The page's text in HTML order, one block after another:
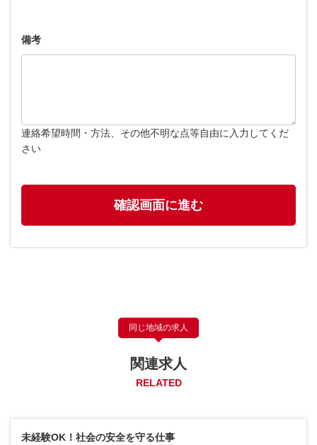
備考
連絡希望時間・方法、その他不明な点等自由に入力してくだ
さい
同じ地域の求人
関連求人
RELATED
未経験OK！社会の安全を守る仕事